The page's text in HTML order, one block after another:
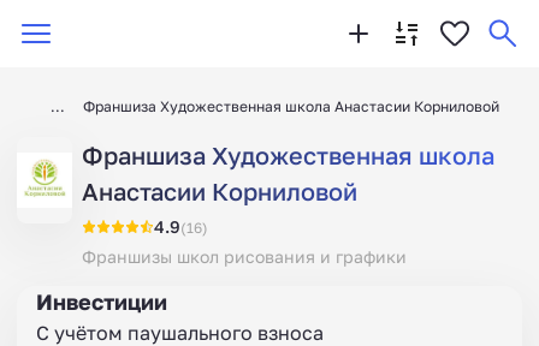
Франшиза Художественная школа Анастасии Корниловой
Франшиза Художественная школа
Анастасии Корниловой
4.9(16)
Франшизы школ рисования и графики
Инвестиции
С учётом паушального взноса